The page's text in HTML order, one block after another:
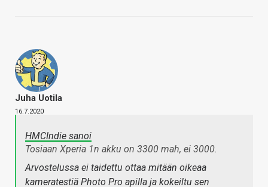
Juha Uotila
16.7.2020
HMCIndie sanoi
Tosiaan Xperia 1n akku on 3300 mah, ei 3000.
Arvostelussa ei taidettu ottaa mitään oikeaa
kameratestiä Photo Pro apilla ja kokeiltu sen